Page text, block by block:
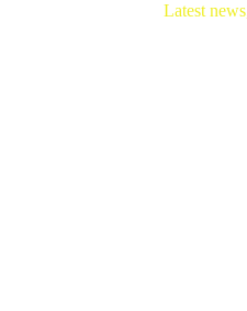
Latest